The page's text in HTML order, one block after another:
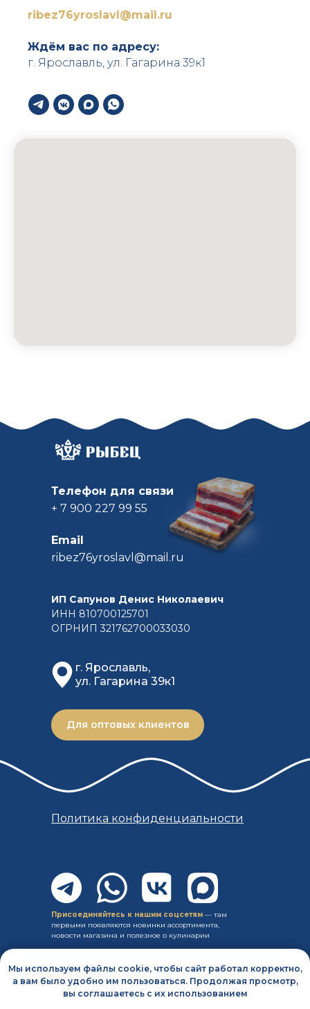
Мы используем файлы cookie, чтобы сайт работал корректно,
а вам было удобно им пользоваться. Продолжая просмотр,
вы соглашаетесь с их использованием
ribez76yroslavl@mail.ru
Ждём вас по адресу:
г. Ярославль, ул. Гагарина 39к1
+ 7 900 227 99 55
Телефон для связи
Присоединяйтесь к нашим соцсетям — там
первыми появляются новинки ассортимента,
новости магазина и полезное о кулинарии
Email
г. Ярославль,
ул. Гагарина 39к1
ribez76yroslavl@mail.ru
Политика конфиденциальности
ИП Сапунов Денис Николаевич
ИНН 810700125701
ОГРНИП 321762700033030
Информация, размещённая на сайте, носит
ознакомительный характер и не является
публичной офертой (ст. 437 ГК РФ)
Для оптовых клиентов